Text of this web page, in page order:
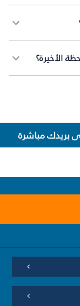
الأخيرة؟
بريدك مباشرة